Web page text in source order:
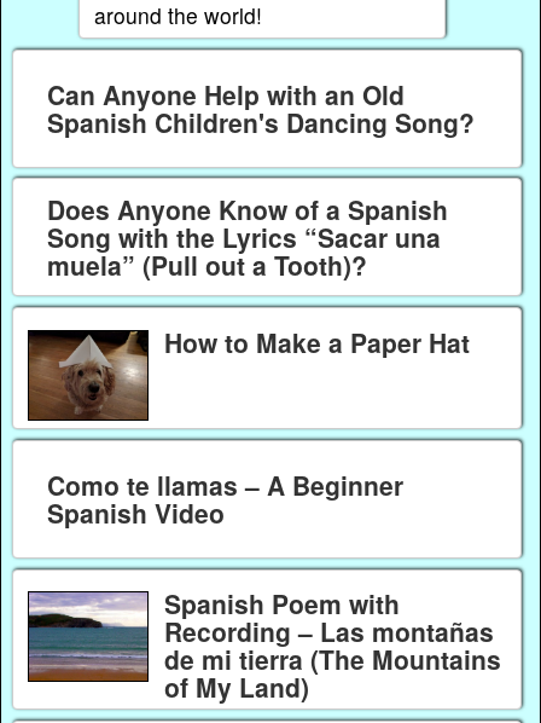
around the world!
Can Anyone Help with an Old
Spanish Children's Dancing Song?
Does Anyone Know of a Spanish
Song with the Lyrics “Sacar una
muela” (Pull out a Tooth)?
How to Make a Paper Hat
Como te llamas – A Beginner
Spanish Video
Spanish Poem with
Recording – Las montañas
de mi tierra (The Mountains
of My Land)